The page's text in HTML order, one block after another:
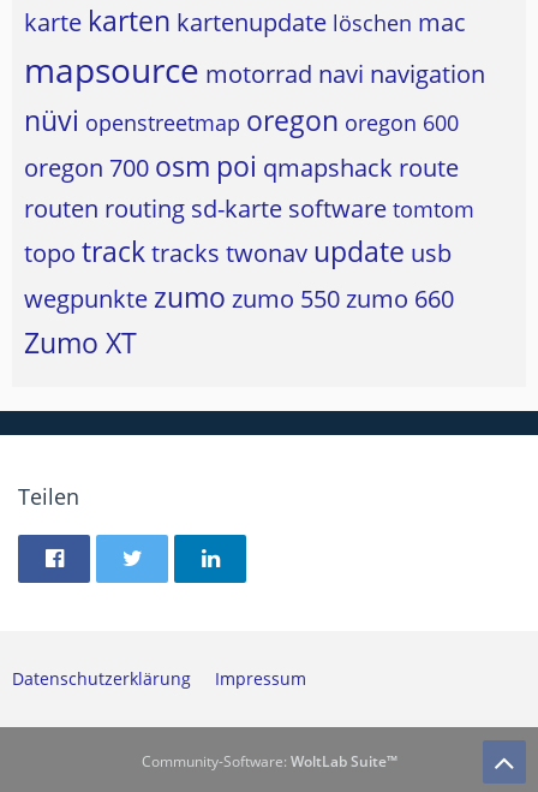
karte karten kartenupdate löschen mac
mapsource motorrad navi navigation
nüvi openstreetmap oregon oregon 600
oregon 700 osm poi qmapshack route
routen routing sd-karte software tomtom
topo tracktracks twonav update usb
wegpunkte zumo zumo 550zumo 660
Zumo XT
Teilen
Datenschutzerklärung Impressum
Community-Software: WoltLab Suite™